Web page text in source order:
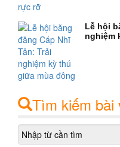
Lễ hội
nghiệm
Tìm kiếm bài